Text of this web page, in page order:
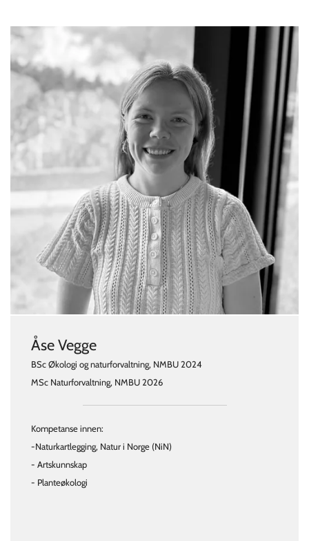
Åse Vegge
BSc Økologi og naturforvaltning, NMBU 2024
MSc Naturforvaltning, NMBU 2026
Kompetanse innen:
-Naturkartlegging, Natur i Norge (NiN)
- Artskunnskap
- Planteøkologi